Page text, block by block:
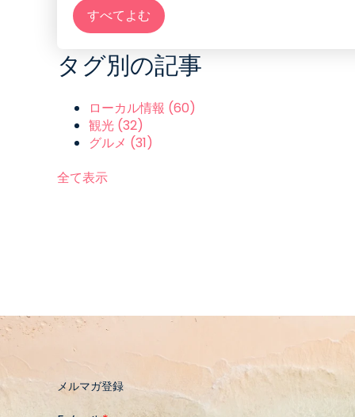
すべてよむ
タグ別の記事
ローカル情報 (60)
観光 (32)
グルメ (31)
全て表示
メルマガ登録